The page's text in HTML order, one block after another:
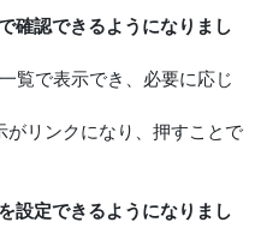
確認できるようになりまし
覧で表示でき、必要に応じ
リンクになり、押すことで
設定できるようになりまし